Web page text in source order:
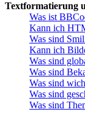
Textformatierung
Was ist
Kann ich
Was sind
Kann ich
Was sind
Was sind
Was sind
Was sind
Was sind